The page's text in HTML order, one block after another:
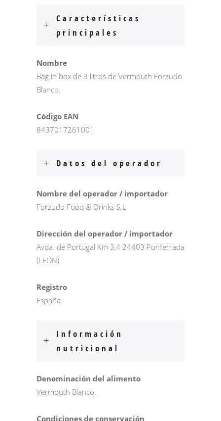
Características
principales
Nombre
Bag in box de 3 litros de Vermouth Forzudo
Blanco.
Código EAN
8437017261001
Datos del operador
Nombre del operador / importador
Forzudo Food & Drinks S.L
Dirección del operador / importador
Avda. de Portugal Km 3,4 24403 Ponferrada
(LEON)
Registro
España
Información
nutricional
Denominación del alimento
Vermouth Blanco.
Condiciones de conservación